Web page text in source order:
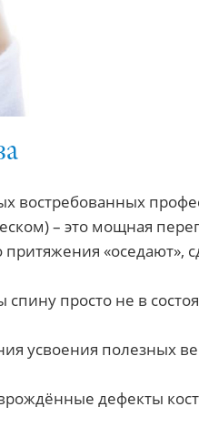
востребованных
– это мощная
«оседают»,
просто не в
усвоения полезных
дефекты